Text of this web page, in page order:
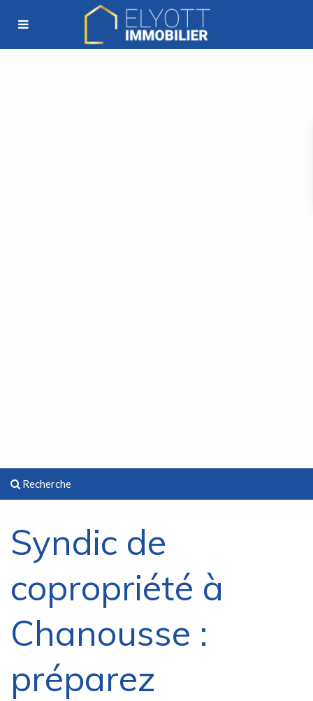
Recherche
Syndic de
copropriété à
Chanousse :
préparez